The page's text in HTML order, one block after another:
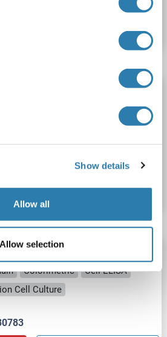
Show details
Allow all
Allow selection
Sandwich ELISA
Cell Lysate, Tissue Homogenate
Détails
Colorimetric
Cell ELISA
Cell Culture